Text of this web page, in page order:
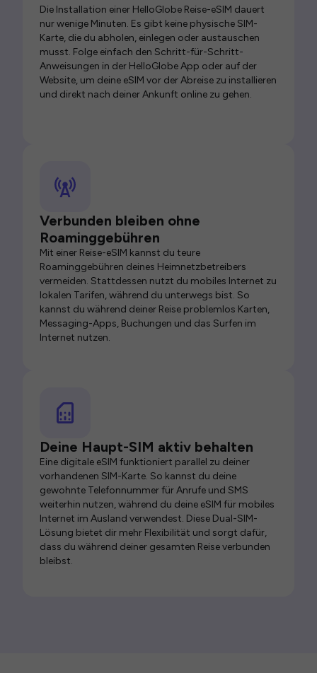
Die Installation einer HelloGlobe Reise-eSIM dauert
nur wenige Minuten. Es gibt keine physische SIM-
Karte, die du abholen, einlegen oder austauschen
musst. Folge einfach den Schritt-für-Schritt-
Anweisungen in der HelloGlobe App oder auf der
Website, um deine eSIM vor der Abreise zu installieren
und direkt nach deiner Ankunft online zu gehen.
Verbunden bleiben ohne
Roaminggebühren
Mit einer Reise-eSIM kannst du teure
Roaminggebühren deines Heimnetzbetreibers
vermeiden. Stattdessen nutzt du mobiles Internet zu
lokalen Tarifen, während du unterwegs bist. So
kannst du während deiner Reise problemlos Karten,
Messaging-Apps, Buchungen und das Surfen im
Internet nutzen.
Deine Haupt-SIM aktiv behalten
Eine digitale eSIM funktioniert parallel zu deiner
vorhandenen SIM-Karte. So kannst du deine
gewohnte Telefonnummer für Anrufe und SMS
weiterhin nutzen, während du deine eSIM für mobiles
Internet im Ausland verwendest. Diese Dual-SIM-
Lösung bietet dir mehr Flexibilität und sorgt dafür,
dass du während deiner gesamten Reise verbunden
bleibst.